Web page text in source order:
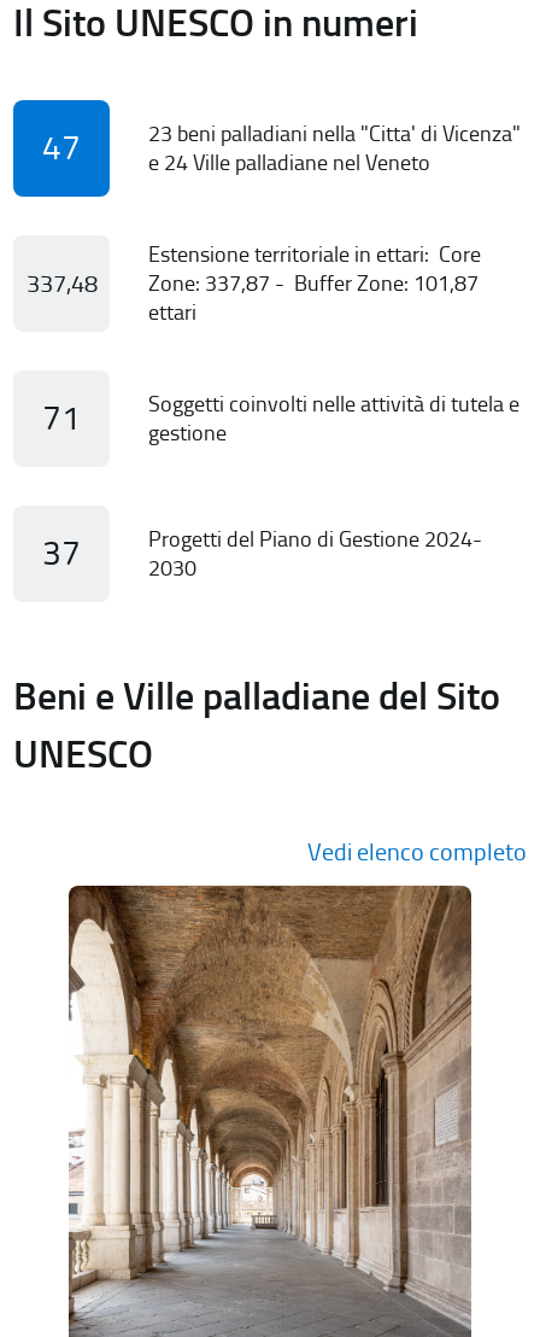
Il Sito UNESCO in numeri
47
23 beni palladiani nella "Citta' di Vicenza"
e 24 Ville palladiane nel Veneto
337,48
Estensione territoriale in ettari: Core
Zone: 337,87 - Buffer Zone: 101,87
ettari
71
Soggetti coinvolti nelle attività di tutela e
gestione
37
Progetti del Piano di Gestione 2024-
2030
Beni e Ville palladiane del Sito
UNESCO
Vedi elenco completo